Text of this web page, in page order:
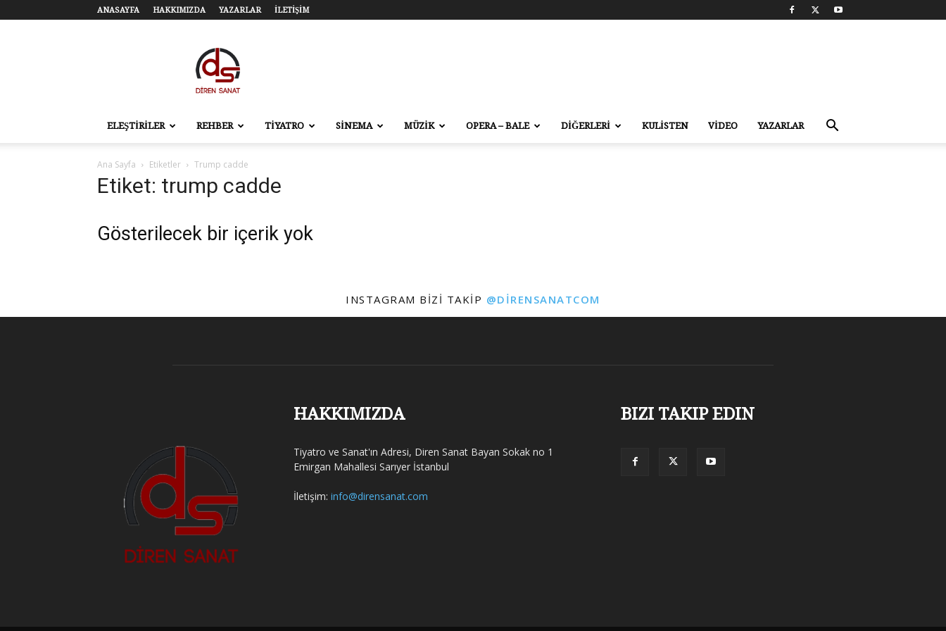
ANASAYFA HAKKIMIZDA YAZARLAR İLETİŞİM
Diren
Sanat
–
Tiyatro,
Sahne
ELEŞTİRİLER REHBER TİYATRO SİNEMA MÜZİK OPERA – BALE DİĞERLERİ KULİSTEN VİDEO YAZARLAR
Ana Sayfa Etiketler Trump cadde
Etiket: trump cadde
Gösterilecek bir içerik yok
INSTAGRAM BIZI TAKIP @DIRENSANATCOM
HAKKIMIZDA
Tiyatro ve Sanat'ın Adresi, Diren Sanat Bayan Sokak no 1
Emirgan Mahallesi Sarıyer İstanbul
İletişim: info@dirensanat.com
BIZI TAKIP EDIN